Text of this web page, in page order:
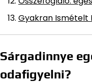
Gyakran Ismételt
Sárgadinnye
odafigyelni?